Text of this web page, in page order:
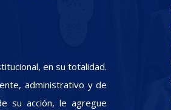
en su totalidad.
administrativo y de
su acción, le agregue